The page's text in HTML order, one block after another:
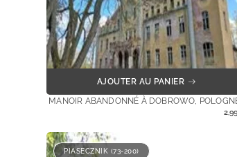
AJOUTER AU PANIER
MANOIR ABANDONNÉ À DOBROWO,
2,99
PIASECZNIK (73-200)